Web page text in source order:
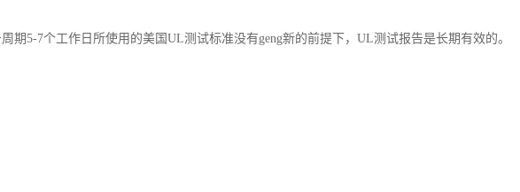
期5-7个工作日所使用的美国UL测试标准没有geng新的前提下，UL测试报告是长期有效的。